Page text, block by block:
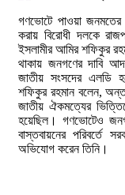
গণভোটে পাওয়া জনমতের
করায় বিরোধী দলকে
ইসলামীর আমির শফিকুর
থাকায় জনগণের দাবি
জাতীয় সংসদের এলডি
শফিকুর রহমান বলেন,
জাতীয় ঐকমত্যের
হয়েছিল। গণভোটেও
বাস্তবায়নের পরিবর্তে
অভিযোগ করেন তিনি।